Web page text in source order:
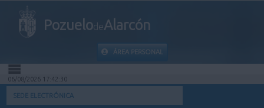
PozuelodeAlarcón
ÁREA PERSONAL
INICIO
06/08/2026 17:42:30
SEDE ELECTRÓNICA